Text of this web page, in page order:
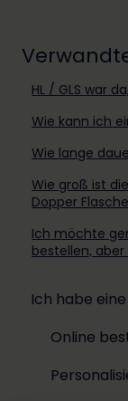
HL / GLS war
Wie kann ich
Wie lange
Wie groß ist
Dopper
Ich möchte
bestellen,
Ich habe
Online